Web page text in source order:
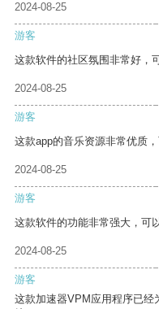
2024-08-25
游客
这款软件的社区氛围非常好，
2024-08-25
游客
这款app的音乐资源非常优质
2024-08-25
游客
这款软件的功能非常强大，可
2024-08-25
游客
这款加速器VPM应用程序已经